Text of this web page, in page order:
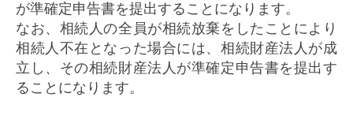
が準確定申告書を提出することになります。
なお、相続人の全員が相続放棄をしたことにより
相続人不在となった場合には、相続財産法人が成
立し、その相続財産法人が準確定申告書を提出す
ることになります。